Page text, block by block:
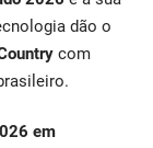
dão o
com
em